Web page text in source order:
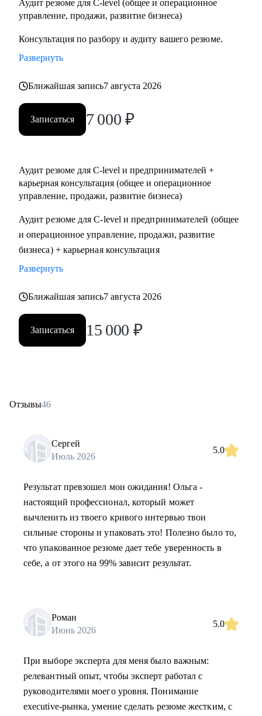
Аудит резюме для C-level (общее и операционное
управление, продажи, развитие бизнеса)
Консультация по разбору и аудиту вашего резюме.
Развернуть
Ближайшая запись7 августа 2026
Записаться 7 000 ₽
Аудит резюме для C-level и предпринимателей +
карьерная консультация (общее и операционное
управление, продажи, развитие бизнеса)
Аудит резюме для C-level и предпринимателей (общее
и операционное управление, продажи, развитие
бизнеса) + карьерная консультация
Развернуть
Ближайшая запись7 августа 2026
Записаться 15 000 ₽
Отзывы46
Сергей
Июль 2026
5.0
Результат превзошел мои ожидания! Ольга -
настоящий профессионал, который может
вычленить из твоего кривого интервью твои
сильные стороны и упаковать это! Полезно было то,
что упакованное резюме дает тебе уверенность в
себе, а от этого на 99% зависит результат.
Роман
Июнь 2026
5.0
При выборе эксперта для меня было важным:
релевантный опыт, чтобы эксперт работал с
руководителями моего уровня. Понимание
executive-рынка, умение сделать резюме жестким, с